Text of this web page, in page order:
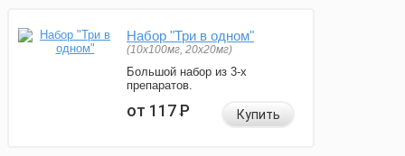
Набор "Три в одном"
(10x100мг, 20x20мг)
Большой набор из 3-х
препаратов.
от 117Р Купить